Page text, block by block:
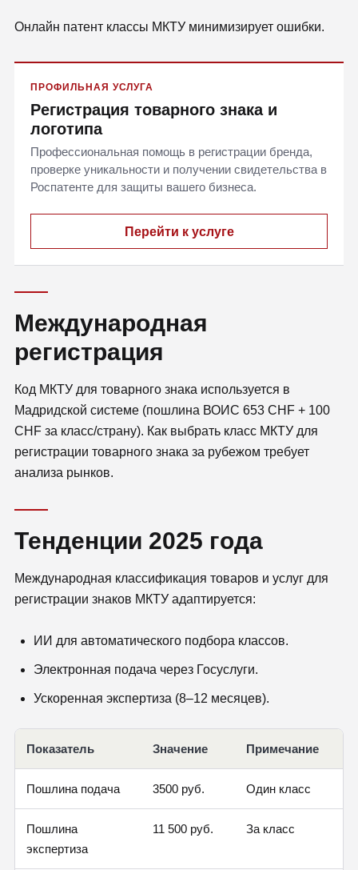
Онлайн патент классы МКТУ минимизирует ошибки.
ПРОФИЛЬНАЯ УСЛУГА
Регистрация товарного знака и
логотипа
Профессиональная помощь в регистрации бренда,
проверке уникальности и получении свидетельства в
Роспатенте для защиты вашего бизнеса.
Перейти к услуге
Международная
регистрация
Код МКТУ для товарного знака используется в
Мадридской системе (пошлина ВОИС 653 CHF + 100
CHF за класс/страну). Как выбрать класс МКТУ для
регистрации товарного знака за рубежом требует
анализа рынков.
Тенденции 2025 года
Международная классификация товаров и услуг для
регистрации знаков МКТУ адаптируется:
ИИ для автоматического подбора классов.
Электронная подача через Госуслуги.
Ускоренная экспертиза (8–12 месяцев).
Показатель Значение Примечание
Пошлина подача 3500 руб. Один класс
Пошлина
экспертиза
11 500 руб. За класс